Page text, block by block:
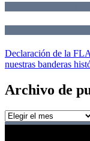
Declaración de la
nuestras banderas
Archivo de
Archivo
de